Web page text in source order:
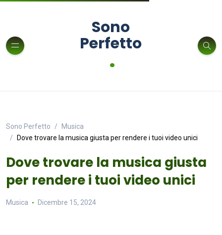
Sono
Perfetto
.
Sono Perfetto
Musica
Dove trovare la musica giusta per rendere i tuoi video unici
Dove trovare la musica giusta
per rendere i tuoi video unici
Musica Dicembre 15, 2024